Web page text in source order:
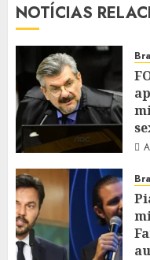
NOTÍCIAS